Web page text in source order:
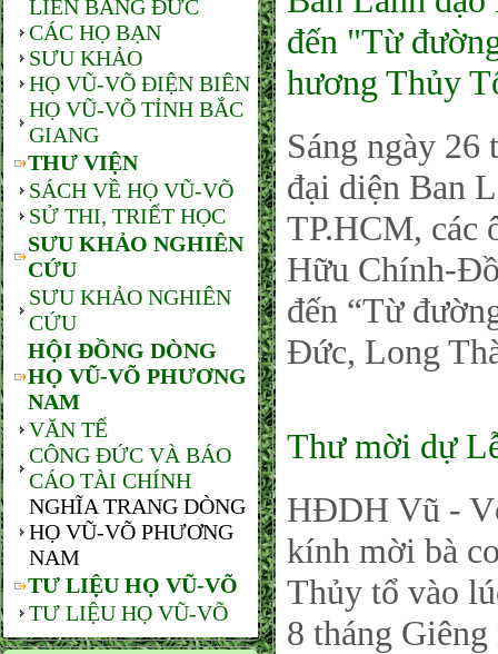
LIÊN BANG ĐỨC
CÁC HỌ BẠN
SƯU KHẢO
HỌ VŨ-VÕ ĐIỆN BIÊN
HỌ VŨ-VÕ TỈNH BẮC
GIANG
THƯ VIỆN
SÁCH VỀ HỌ VŨ-VÕ
SỬ THI, TRIẾT HỌC
SƯU KHẢO NGHIÊN
CỨU
SƯU KHẢO NGHIÊN
CỨU
HỘI ĐỒNG DÒNG
HỌ VŨ-VÕ PHƯƠNG
NAM
VĂN TẾ
CÔNG ĐỨC VÀ BÁO
CÁO TÀI CHÍNH
NGHĨA TRANG DÒNG
HỌ VŨ-VÕ PHƯƠNG
NAM
TƯ LIỆU HỌ VŨ-VÕ
TƯ LIỆU HỌ VŨ-VÕ
đến "Từ
hương Thủy
Sáng ngày
đại diện Ban
TP.HCM, các
Hữu Chính-
đến “Từ
Đức, Long
Thư mời dự
HĐDH Vũ -
kính mời bà
Thủy tổ vào
8 tháng